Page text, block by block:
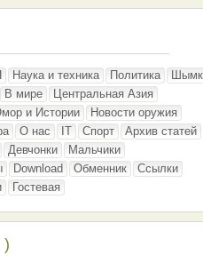
Наука и техника Политика
В мире
Центральная Азия
и Истории
Новости оружия
О нас IT Спорт
Архив статей
Девчонки
Мальчики
Download Обменник
Ссылки
Гостевая
)